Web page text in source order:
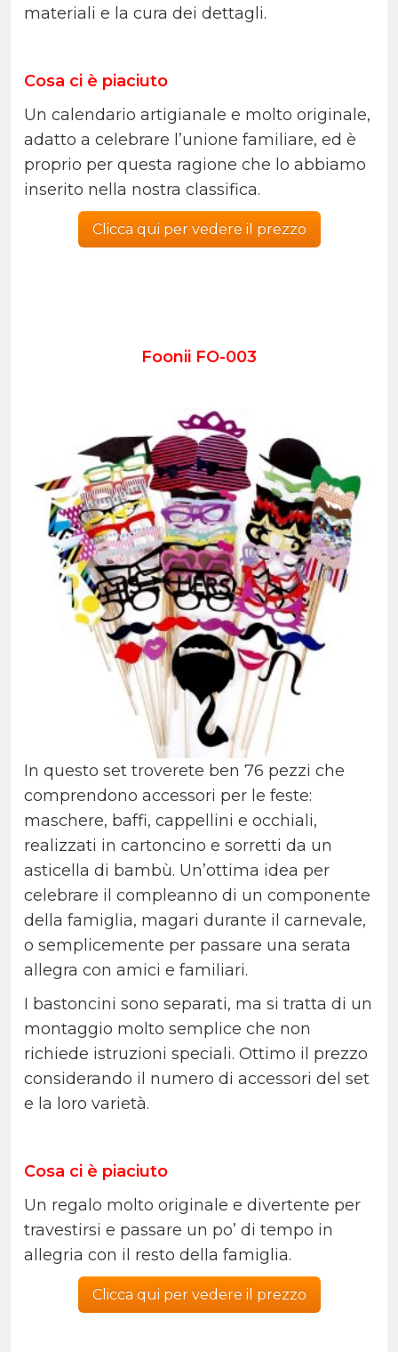
materiali e la cura dei dettagli.
Cosa ci è piaciuto
Un calendario artigianale e molto originale,
adatto a celebrare l’unione familiare, ed è
proprio per questa ragione che lo abbiamo
inserito nella nostra classifica.
Clicca qui per vedere il prezzo
Foonii FO-003
In questo set troverete ben 76 pezzi che
comprendono accessori per le feste:
maschere, baffi, cappellini e occhiali,
realizzati in cartoncino e sorretti da un
asticella di bambù. Un’ottima idea per
celebrare il compleanno di un componente
della famiglia, magari durante il carnevale,
o semplicemente per passare una serata
allegra con amici e familiari.
I bastoncini sono separati, ma si tratta di un
montaggio molto semplice che non
richiede istruzioni speciali. Ottimo il prezzo
considerando il numero di accessori del set
e la loro varietà.
Cosa ci è piaciuto
Un regalo molto originale e divertente per
travestirsi e passare un po’ di tempo in
allegria con il resto della famiglia.
Clicca qui per vedere il prezzo